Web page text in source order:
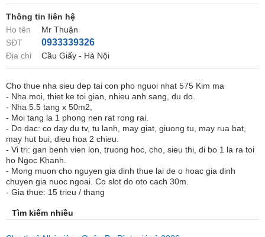
Thông tin liên hệ
Họ tên
Mr Thuận
SĐT
0933339326
Địa chỉ Cầu Giấy - Hà Nội
Cho thue nha sieu dep tai con pho nguoi nhat 575 Kim ma
- Nha moi, thiet ke toi gian, nhieu anh sang, du do.
- Nha 5.5 tang x 50m2,
- Moi tang la 1 phong nen rat rong rai.
- Do dac: co day du tv, tu lanh, may giat, giuong tu, may rua bat,
may hut bui, dieu hoa 2 chieu.
- Vi tri: gan benh vien lon, truong hoc, cho, sieu thi, di bo 1 la ra toi
ho Ngoc Khanh.
- Mong muon cho nguyen gia dinh thue lai de o hoac gia dinh
chuyen gia nuoc ngoai. Co slot do oto cach 30m.
- Gia thue: 15 trieu / thang
Tìm kiếm nhiều